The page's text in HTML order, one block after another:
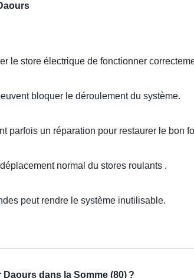
le store électrique de fonctionner
bloquer le déroulement du système.
parfois un réparation pour restaurer le bon
normal du stores roulants .
peut rendre le système inutilisable.
dans la Somme (80) ?